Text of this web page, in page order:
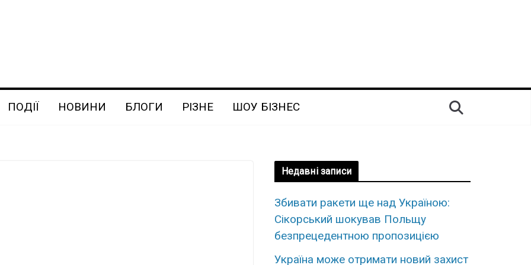
ПОДІЇ НОВИНИ БЛОГИ РІЗНЕ ШОУ БІЗНЕС
Недавні записи
Збивати ракети ще над Україною:
Сікорський шокував Польщу
безпрецедентною пропозицією
Україна може отримати новий захист